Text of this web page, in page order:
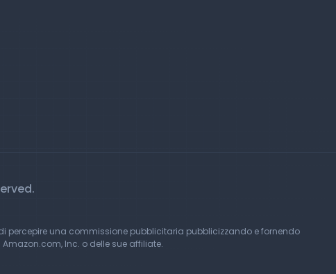
percepire una commissione pubblicitaria pubblicizzando e fornendo
Inc. o delle sue affiliate.